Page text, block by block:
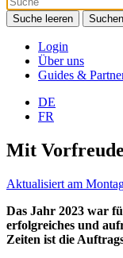
Suche leeren
Login
Über uns
Guides &
DE
FR
Mit
Aktualisiert am
Das Jahr 2023 war
erfolgreiches und
Zeiten ist die